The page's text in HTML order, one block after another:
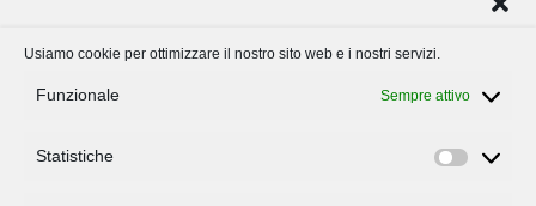
Usiamo cookie per ottimizzare il nostro sito web e i nostri servizi.
Funzionale Sempre attivo
Statistiche
Via Macello, 26 – 26013 Crema